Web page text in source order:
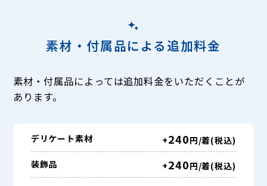
素材・付属品による追加料金
素材・付属品によっては追加料金をいただくことが
あります。
デリケート素材 +240円/着(税込)
装飾品
+240円/着(税込)